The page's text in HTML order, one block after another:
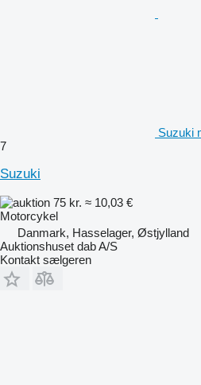
Suzuki
7
Suzuki
75 kr. ≈ 10,03 €
Motorcykel
Danmark, Hasselager, Østjylland
Auktionshuset dab A/S
Kontakt sælgeren